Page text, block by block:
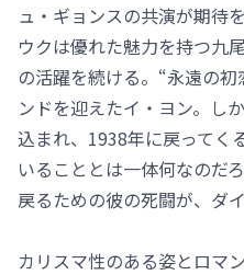
ュ・ギョンスの共演が期待
ウクは優れた魅力を持つ九
の活躍を続ける。“永遠の
ンドを迎えたイ・ヨン。し
込まれ、1938年に戻ってく
いることとは一体何なのだ
戻るための彼の死闘が、ダ
カリスマ性のある姿とロマ